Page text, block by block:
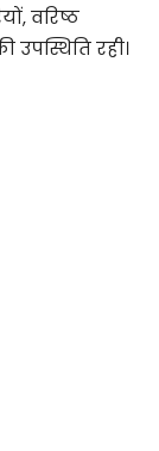
वरिष्ठ
रही।